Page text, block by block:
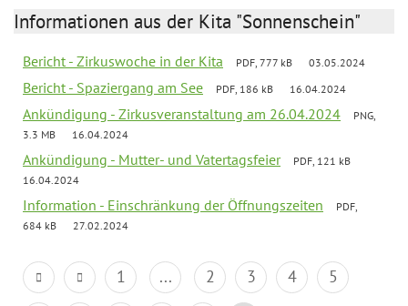
Informationen aus der Kita "Sonnenschein"
Bericht - Zirkuswoche in der Kita PDF, 777 kB 03.05.2024
Bericht - Spaziergang am See PDF, 186 kB 16.04.2024
Ankündigung - Zirkusveranstaltung am 26.04.2024
PNG,
3.3 MB
16.04.2024
Ankündigung - Mutter- und Vatertagsfeier
PDF, 121 kB
16.04.2024
Information - Einschränkung der Öffnungszeiten
PDF,
684 kB
27.02.2024
1 ... 2 3 4
5